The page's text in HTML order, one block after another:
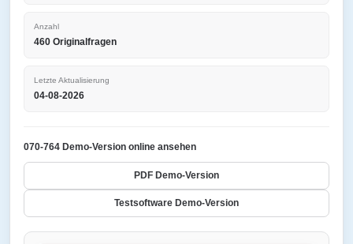
Anzahl
460 Originalfragen
Letzte Aktualisierung
04-08-2026
070-764 Demo-Version online ansehen
PDF Demo-Version
Testsoftware Demo-Version